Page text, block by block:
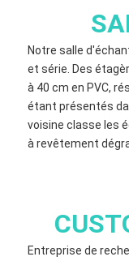
Notre salle
et série. Des
à 40 cm en PVC,
étant présentés
voisine classe les
à revêtement
Entreprise de